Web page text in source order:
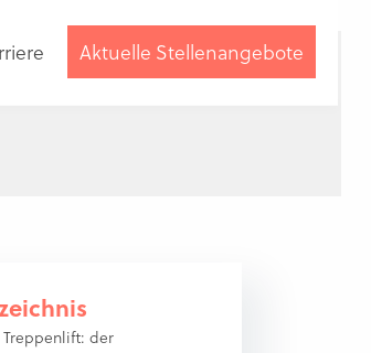
Treppenlift: der
Aktuelle Stellenangebote
Beratunganfordern